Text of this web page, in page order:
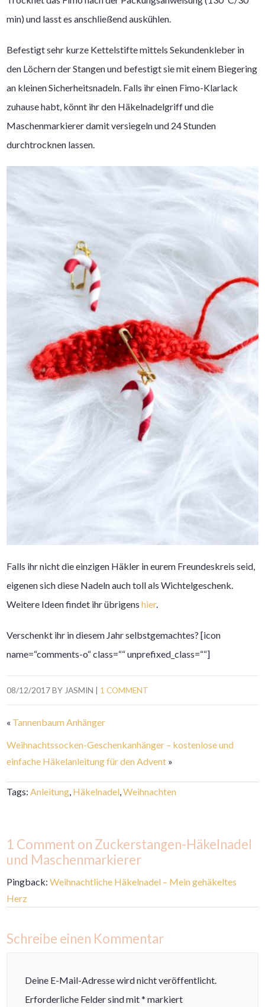
min) und lasst es anschließend auskühlen.
Befestigt sehr kurze Kettelstifte mittels Sekundenkleber in
den Löchern der Stangen und befestigt sie mit einem Biegering
an kleinen Sicherheitsnadeln. Falls ihr einen Fimo-Klarlack
zuhause habt, könnt ihr den Häkelnadelgriff und die
Maschenmarkierer damit versiegeln und 24 Stunden
durchtrocknen lassen.
Falls ihr nicht die einzigen Häkler in eurem Freundeskreis seid,
eigenen sich diese Nadeln auch toll als Wichtelgeschenk.
Weitere Ideen findet ihr übrigenshier.
Verschenkt ihr in diesem Jahr selbstgemachtes? [icon
name=“comments-o“ class=““ unprefixed_class=““]
08/12/2017BYJASMIN 1 COMMENT
« Tannenbaum Anhänger
Weihnachtssocken-Geschenkanhänger – kostenlose und
einfache Häkelanleitung für den Advent »
Tags:Anleitung, Häkelnadel,Weihnachten
1 Comment on Zuckerstangen-Häkelnadel
und Maschenmarkierer
Pingback:Weihnachtliche Häkelnadel – Mein gehäkeltes
Herz
Schreibe einen Kommentar
Deine E-Mail-Adresse wird nicht veröffentlicht.
Erforderliche Felder sind mit* markiert